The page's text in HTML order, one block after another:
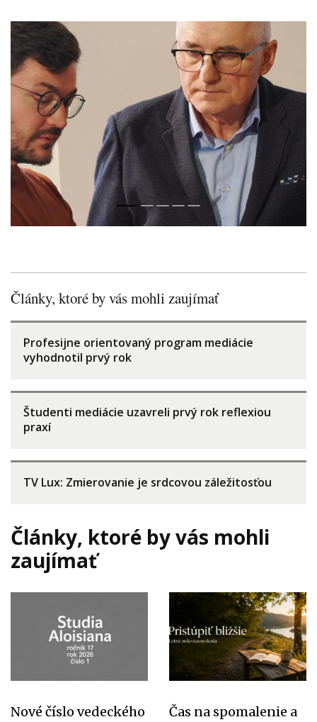
Články, ktoré by vás mohli zaujímať
Profesijne orientovaný program mediácie
vyhodnotil prvý rok
Študenti mediácie uzavreli prvý rok reflexiou
praxí
TV Lux: Zmierovanie je srdcovou záležitosťou
Články, ktoré by vás mohli
zaujímať
Nové číslo vedeckého
Čas na spomalenie a